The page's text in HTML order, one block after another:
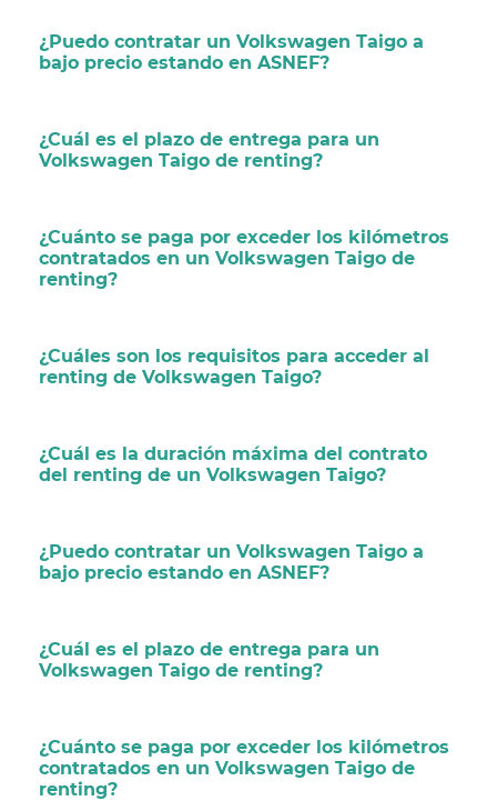
¿Puedo contratar un Volkswagen Taigo a
bajo precio estando en ASNEF?
¿Cuál es el plazo de entrega para un
Volkswagen Taigo de renting?
¿Cuánto se paga por exceder los kilómetros
contratados en un Volkswagen Taigo de
renting?
¿Cuáles son los requisitos para acceder al
renting de Volkswagen Taigo?
¿Cuál es la duración máxima del contrato
del renting de un Volkswagen Taigo?
¿Puedo contratar un Volkswagen Taigo a
bajo precio estando en ASNEF?
¿Cuál es el plazo de entrega para un
Volkswagen Taigo de renting?
¿Cuánto se paga por exceder los kilómetros
contratados en un Volkswagen Taigo de
renting?